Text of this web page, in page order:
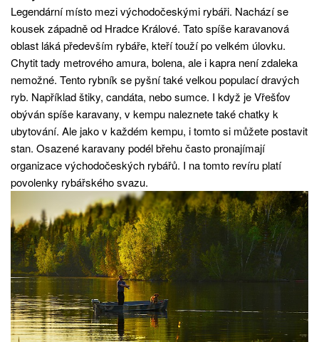
Legendární místo mezi východočeskými rybáři. Nachází se
kousek západně od Hradce Králové. Tato spíše karavanová
oblast láká především rybáře, kteří touží po velkém úlovku.
Chytit tady metrového amura, bolena, ale i kapra není zdaleka
nemožné. Tento rybník se pyšní také velkou populací dravých
ryb. Například štiky, candáta, nebo sumce. I když je Vřešťov
obýván spíše karavany, v kempu naleznete také chatky k
ubytování. Ale jako v každém kempu, i tomto si můžete postavit
stan. Osazené karavany podél břehu často pronajímají
organizace východočeských rybářů. I na tomto revíru platí
povolenky rybářského svazu.